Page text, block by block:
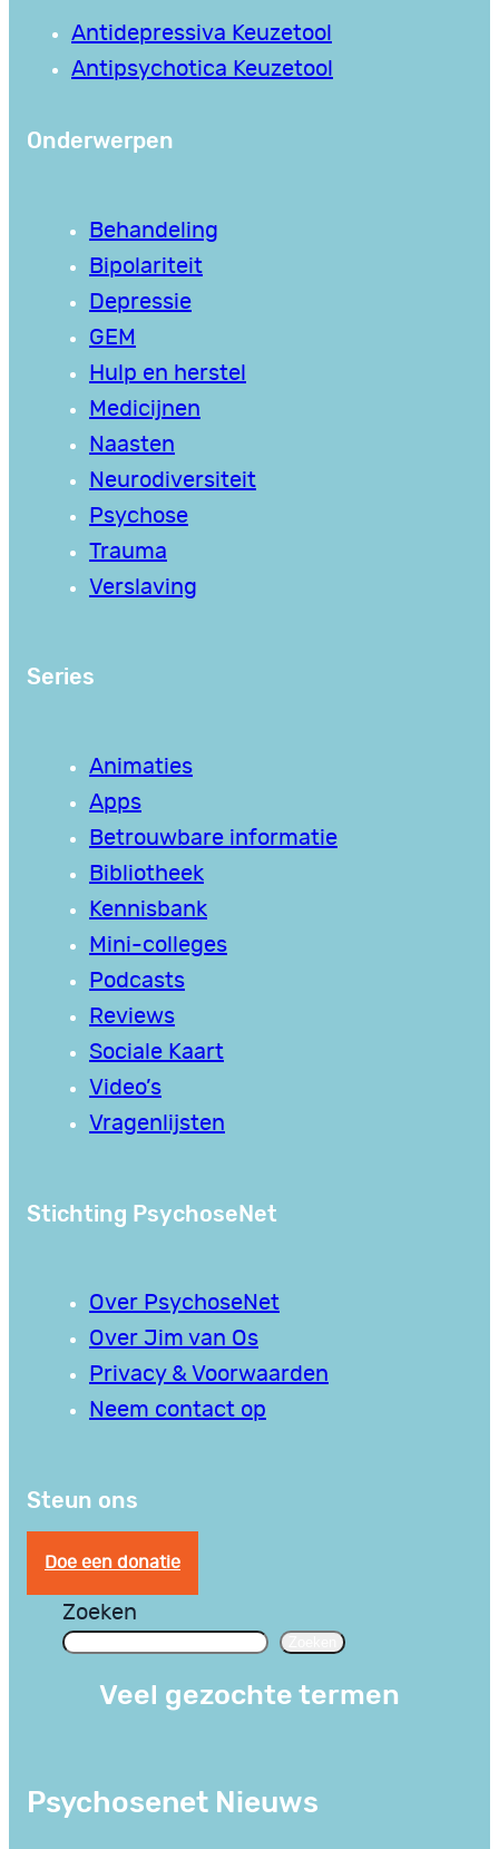
Antidepressiva Keuzetool
Antipsychotica Keuzetool
Onderwerpen
Behandeling
Bipolariteit
Depressie
GEM
Hulp en herstel
Medicijnen
Naasten
Neurodiversiteit
Psychose
Trauma
Verslaving
Series
Animaties
Apps
Betrouwbare informatie
Bibliotheek
Kennisbank
Mini-colleges
Podcasts
Reviews
Sociale Kaart
Video’s
Vragenlijsten
Stichting PsychoseNet
Over PsychoseNet
Over Jim van Os
Privacy & Voorwaarden
Neem contact op
Steun ons
Doe een donatie
Zoeken
Veel gezochte termen
Psychosenet Nieuws